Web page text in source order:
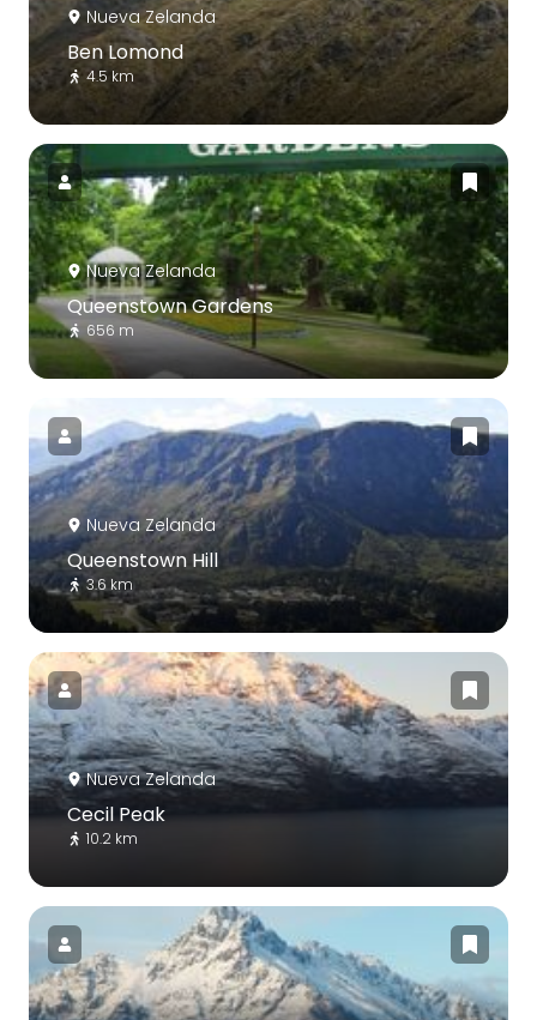
Nueva Zelanda
Ben Lomond
4.5 km
Nueva Zelanda
Queenstown Gardens
656 m
Nueva Zelanda
Queenstown Hill
3.6 km
Nueva Zelanda
Cecil Peak
10.2 km